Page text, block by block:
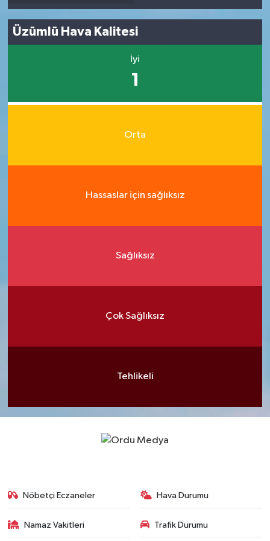
Üzümlü Hava Kalitesi
İyi
1
Orta
Hassaslar için sağlıksız
Sağlıksız
Çok Sağlıksız
Tehlikeli
Nöbetçi Eczaneler Hava Durumu
Namaz Vakitleri Trafik Durumu